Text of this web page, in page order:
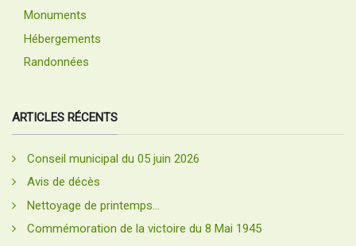
Monuments
Hébergements
Randonnées
ARTICLES RÉCENTS
Conseil municipal du 05 juin 2026
Avis de décès
Nettoyage de printemps...
Commémoration de la victoire du 8 Mai 1945